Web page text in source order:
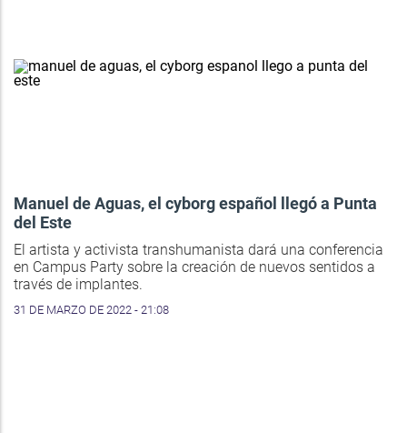
Manuel de Aguas, el cyborg español llegó a Punta
del Este
El artista y activista transhumanista dará una conferencia
en Campus Party sobre la creación de nuevos sentidos a
través de implantes.
31 DE MARZO DE 2022 - 21:08